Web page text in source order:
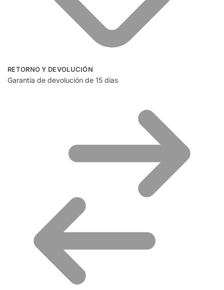
RETORNO Y DEVOLUCIÓN
Garantía de devolución de 15 días